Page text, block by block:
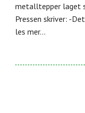
metalltepper laget
Pressen skriver: -
les mer...